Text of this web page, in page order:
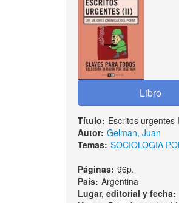
Título: Escritos urgentes
Autor: Gelman, Juan
Temas: SOCIOLOGIA
Páginas: 96p.
País: Argentina
Lugar, editorial y fecha: